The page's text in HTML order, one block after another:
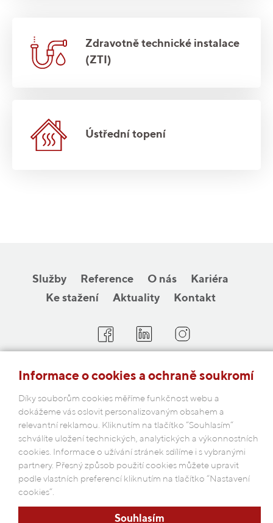
Zdravotně technické instalace
(ZTI)
Ústřední topení
Služby Reference O nás
Kariéra
Ke stažení
Aktuality Kontakt
COBAP s.r.o.
Česká republika
Podmínky ochrany osobních údajů
Informace o cookies a ochraně soukromí
Díky souborům cookies měříme funkčnost webu a
dokážeme vás oslovit personalizovaným obsahem a
relevantní reklamou. Kliknutím na tlačítko “Souhlasím“
schválíte uložení technických, analytických a výkonnostních
cookies. Informace o užívání stránek sdílíme i s vybranými
partnery. Přesný způsob použití cookies můžete upravit
podle vlastních preferencí kliknutím na tlačítko “Nastavení
cookies”.
Souhlasím